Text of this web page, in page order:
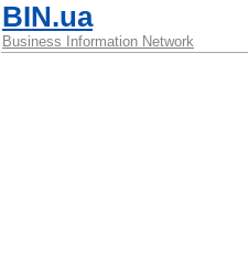
BIN.ua
Business Information Network